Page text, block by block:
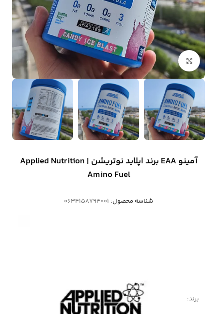
بزرگنمایی تصویر
آمینو EAA برند اپلاید نوتریشن | Applied Nutrition
Amino Fuel
شناسه محصول: 0634158794001
برند: